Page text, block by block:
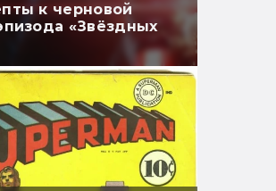
к черновой
«Звёздных